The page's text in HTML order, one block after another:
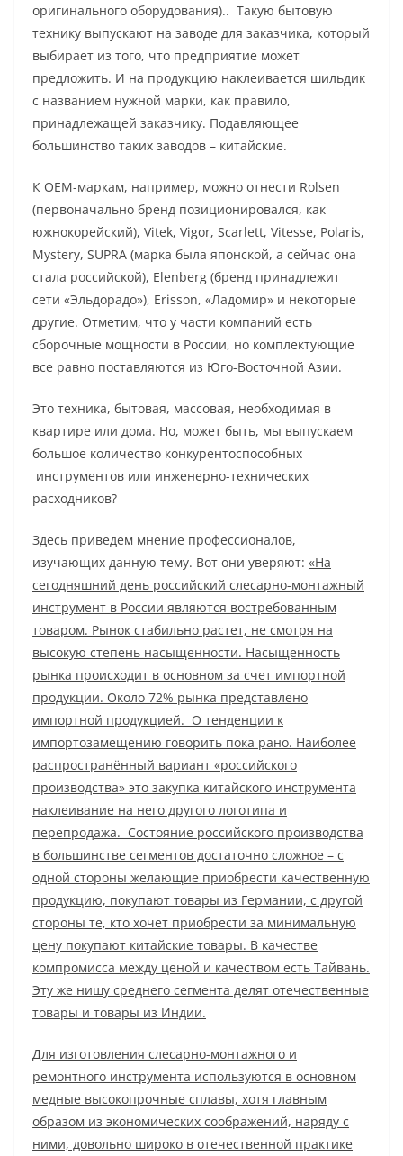
оригинального оборудования).. Такую бытовую
технику выпускают на заводе для заказчика, который
выбирает из того, что предприятие может
предложить. И на продукцию наклеивается шильдик
с названием нужной марки, как правило,
принадлежащей заказчику. Подавляющее
большинство таких заводов – китайские.
К OEM-маркам, например, можно отнести Rolsen
(первоначально бренд позиционировался, как
южнокорейский), Vitek, Vigor, Scarlett, Vitesse, Polaris,
Mystery, SUPRA (марка была японской, а сейчас она
стала российской), Elenberg (бренд принадлежит
сети «Эльдорадо»), Erisson, «Ладомир» и некоторые
другие. Отметим, что у части компаний есть
сборочные мощности в России, но комплектующие
все равно поставляются из Юго-Восточной Азии.
Это техника, бытовая, массовая, необходимая в
квартире или дома. Но, может быть, мы выпускаем
большое количество конкурентоспособных
инструментов или инженерно-технических
расходников?
Здесь приведем мнение профессионалов,
изучающих данную тему. Вот они уверяют: «На
сегодняшний день российский слесарно-монтажный
инструмент в России являются востребованным
товаром. Рынок стабильно растет, не смотря на
высокую степень насыщенности. Насыщенность
рынка происходит в основном за счет импортной
продукции. Около 72% рынка представлено
импортной продукцией. О тенденции к
импортозамещению говорить пока рано. Наиболее
распространённый вариант «российского
производства» это закупка китайского инструмента
наклеивание на него другого логотипа и
перепродажа. Состояние российского производства
в большинстве сегментов достаточно сложное – с
одной стороны желающие приобрести качественную
продукцию, покупают товары из Германии, с другой
стороны те, кто хочет приобрести за минимальную
цену покупают китайские товары. В качестве
компромисса между ценой и качеством есть Тайвань.
Эту же нишу среднего сегмента делят отечественные
товары и товары из Индии.
Для изготовления слесарно-монтажного и
ремонтного инструмента используются в основном
медные высокопрочные сплавы, хотя главным
образом из экономических соображений, наряду с
ними, довольно широко в отечественной практике